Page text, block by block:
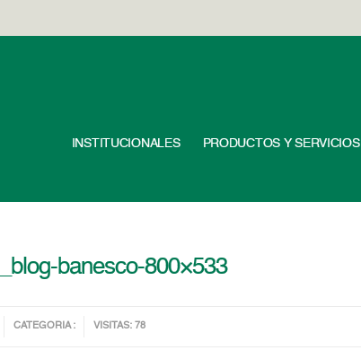
INSTITUCIONALES PRODUCTOS Y SERVICIOS
banesco-800×533
CATEGORIA : VISITAS: 78